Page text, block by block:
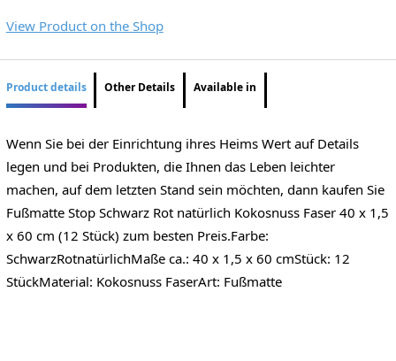
View Product on the Shop
Product details Other Details Available in
Wenn Sie bei der Einrichtung ihres Heims Wert auf Details
legen und bei Produkten, die Ihnen das Leben leichter
machen, auf dem letzten Stand sein möchten, dann kaufen Sie
Fußmatte Stop Schwarz Rot natürlich Kokosnuss Faser 40 x 1,5
x 60 cm (12 Stück) zum besten Preis.Farbe:
SchwarzRotnatürlichMaße ca.: 40 x 1,5 x 60 cmStück: 12
StückMaterial: Kokosnuss FaserArt: Fußmatte